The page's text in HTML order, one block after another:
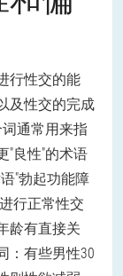
行性交的能
及性交的完成
通常用来指
"良性"的术语
"勃起功能障
行正常性交
龄有直接关
：有些男性30